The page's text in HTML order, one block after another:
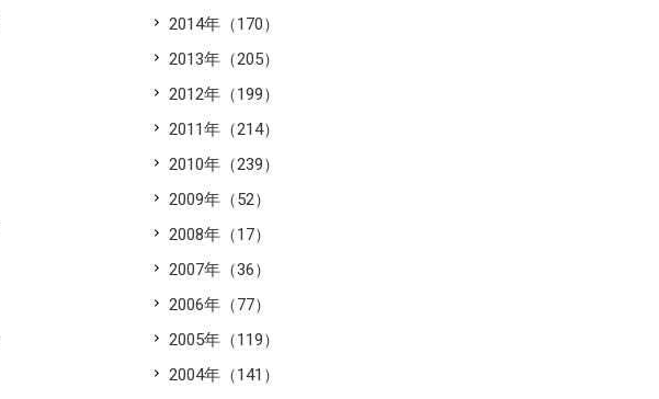
2014年（170）
2013年（205）
2012年（199）
2011年（214）
2010年（239）
2009年（52）
2008年（17）
2007年（36）
2006年（77）
2005年（119）
2004年（141）